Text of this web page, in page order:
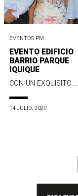
EVENTOS PM
EVENTO EDIFICIO
BARRIO PARQUE
IQUIQUE
CON UN EXQUISITO ...
14 JULIO, 2020